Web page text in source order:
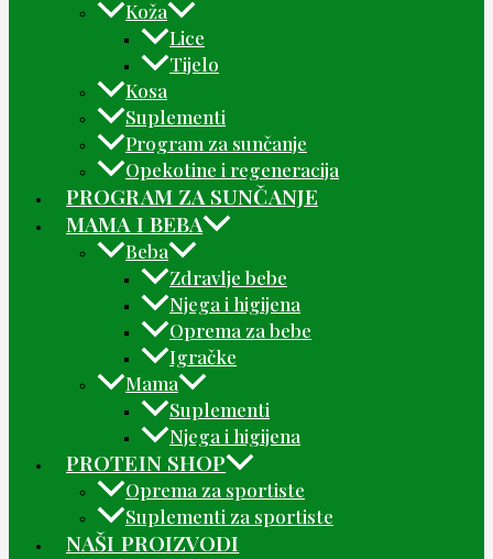
Koža
Lice
Tijelo
Kosa
Suplementi
Program za sunčanje
Opekotine i regeneracija
PROGRAM ZA SUNČANJE
MAMA I BEBA
Beba
Zdravlje bebe
Njega i higijena
Oprema za bebe
Igračke
Mama
Suplementi
Njega i higijena
PROTEIN SHOP
Oprema za sportiste
Suplementi za sportiste
NAŠI PROIZVODI